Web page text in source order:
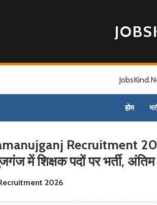
होम
Recruitment
में शिक्षक पदों पर भर्ती,
2026